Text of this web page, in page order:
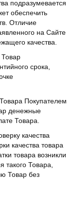
подразумевается
обеспечить
Отличие
на Сайте
качества.
Товар
срока,
Покупателем
денежные
Товара.
качества
качества товара
товара возникли
Товара,
Товар без